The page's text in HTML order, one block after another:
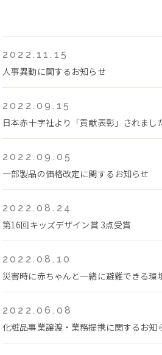
2022.11.15
人事異動に関するお知らせ
2022.09.15
日本赤十字社より「貢献表彰」されまし
2022.09.05
一部製品の価格改定に関するお知らせ
2022.08.24
第16回キッズデザイン賞 3点受賞
2022.08.10
災害時に赤ちゃんと一緒に避難できる
2022.06.08
化粧品事業譲渡・業務提携に関するお知